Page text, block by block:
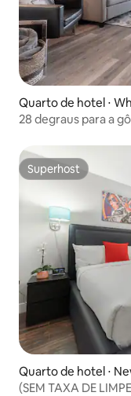
Quarto de hotel ⋅
28 degraus para a
Superhost
Superhost
Quarto de hotel ⋅
(SEM TAXA DE